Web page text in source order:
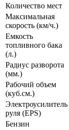
Количество мест
Максимальная
скорость (км/ч.)
Емкость
топливного бака
(л.)
Радиус разворота
(мм.)
Рабочий объем
(куб.см.)
Электроусилитель
руля (EPS)
Бензин